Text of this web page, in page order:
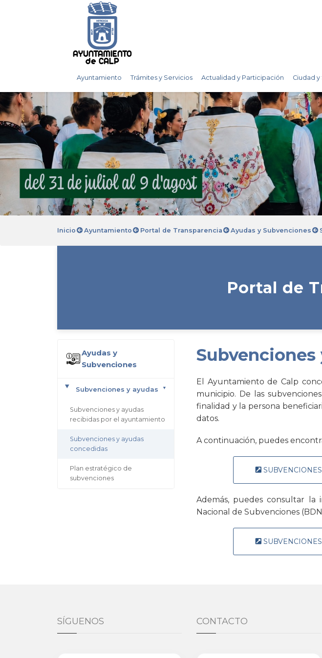
AYUNTAMIENTO
de CALP
Ayuntamiento Trámites y Servicios Actualidad y Participación Ciudad
Inicio Ayuntamiento Portal de Transparencia Ayudas y Subvenciones
Portal de
Ayudas y
Subvenciones
Subvenciones y ayudas
Subvenciones y ayudas
recibidas por el ayuntamiento
Subvenciones y ayudas
concedidas
Plan estratégico de
subvenciones
Subvenciones
El Ayuntamiento de Calp
municipio. De las
finalidad y la persona
datos.
A continuación, puedes
Además, puedes consultar la
Nacional de Subvenciones
SÍGUENOS CONTACTO